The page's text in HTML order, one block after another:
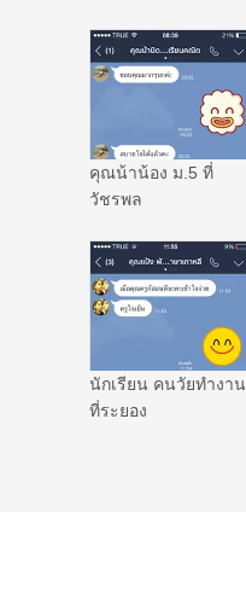
คุณน้าน้อง ม.5 ที่
วัชรพล
นักเรียน คนวัยทำงาน
ที่ระยอง